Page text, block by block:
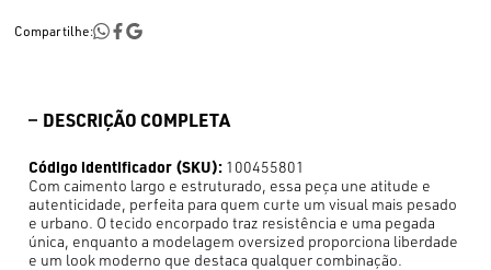
Compartilhe:
DESCRIÇÃO COMPLETA
Código identificador (SKU): 100455801
Com caimento largo e estruturado, essa peça une atitude e
autenticidade, perfeita para quem curte um visual mais pesado
e urbano. O tecido encorpado traz resistência e uma pegada
única, enquanto a modelagem oversized proporciona liberdade
e um look moderno que destaca qualquer combinação.